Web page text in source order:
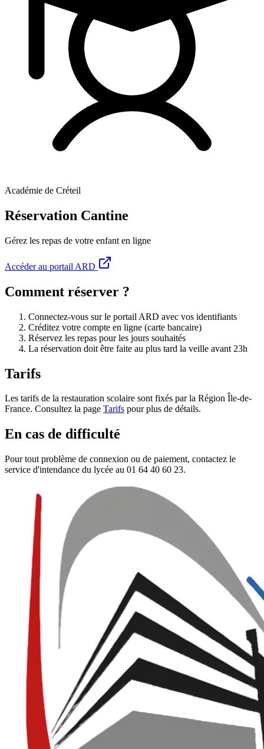
Académie de Créteil
Réservation Cantine
Gérez les repas de votre enfant en ligne
Accéder au portail ARD
Comment réserver ?
Connectez-vous sur le portail ARD avec vos identifiants
Créditez votre compte en ligne (carte bancaire)
Réservez les repas pour les jours souhaités
La réservation doit être faite au plus tard la veille avant 23h
Tarifs
Les tarifs de la restauration scolaire sont fixés par la Région Île-de-
France. Consultez la page Tarifs pour plus de détails.
En cas de difficulté
Pour tout problème de connexion ou de paiement, contactez le
service d'intendance du lycée au 01 64 40 60 23.